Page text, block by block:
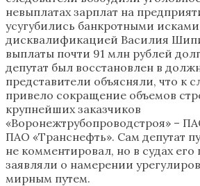
невыплатах зарплат на
усугубились банкротными
дисквалификацией Василия
выплаты почти 91 млн рублей
депутат был восстановлен в
представители объясняли, что к
привело сокращение объемов
крупнейших заказчиков
«Воронежтрубопроводстроя» –
ПАО «Транснефть». Сам депутат
не комментировал, но в судах его
заявляли о намерении
мирным путем.